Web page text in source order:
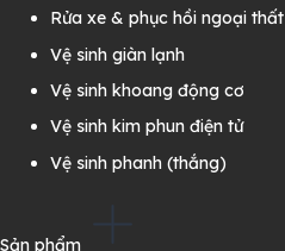
Rửa xe & phục hồi ngoại thất
Vệ sinh giàn lạnh
Vệ sinh khoang động cơ
Vệ sinh kim phun điện tử
Vệ sinh phanh (thắng)
Sản phẩm